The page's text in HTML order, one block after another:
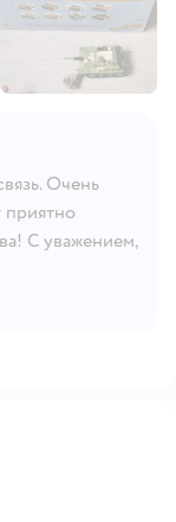
Очень
приятно
С уважением,